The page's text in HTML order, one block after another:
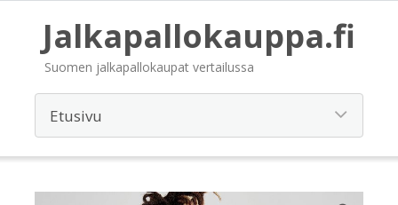
Jalkapallokauppa.fi
Suomen jalkapallokaupat vertailussa